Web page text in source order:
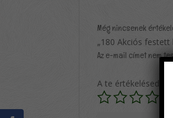
Még nincsenek
„180 Akciós festett
Az e-mail címet nem
A te értékelésed